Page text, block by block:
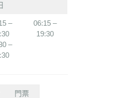
–
–
06:15 –
19:30
門票